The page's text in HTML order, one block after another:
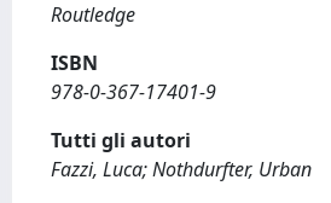
Routledge
ISBN
978-0-367-17401-9
Tutti gli autori
Fazzi, Luca; Nothdurfter, Urban